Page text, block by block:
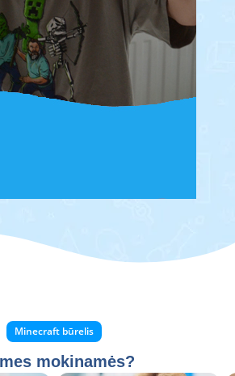
mokysimės inžinerinių
Minecraft būrelis
mokinamės?